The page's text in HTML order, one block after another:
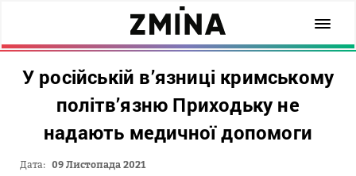
У російській в’язниці кримському
політв’язню Приходьку не
надають медичної допомоги
Дата: 09 Листопада 2021